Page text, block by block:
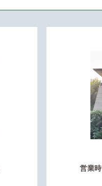
営業